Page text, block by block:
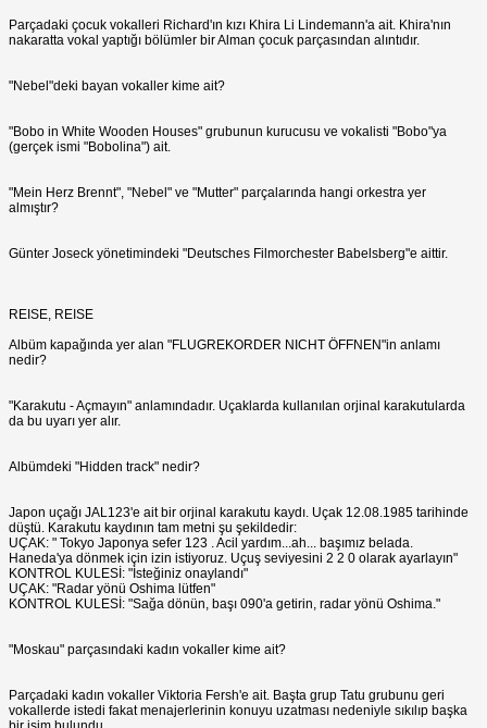
Parçadaki çocuk vokalleri Richard'ın kızı Khira Li Lindemann'a ait. Khira'nın
nakaratta vokal yaptığı bölümler bir Alman çocuk parçasından alıntıdır.
"Nebel"deki bayan vokaller kime ait?
"Bobo in White Wooden Houses" grubunun kurucusu ve vokalisti "Bobo"ya
(gerçek ismi "Bobolina") ait.
"Mein Herz Brennt", "Nebel" ve "Mutter" parçalarında hangi orkestra yer
almıştır?
Günter Joseck yönetimindeki "Deutsches Filmorchester Babelsberg"e aittir.
REISE, REISE
Albüm kapağında yer alan "FLUGREKORDER NICHT ÖFFNEN"in anlamı
nedir?
"Karakutu - Açmayın" anlamındadır. Uçaklarda kullanılan orjinal karakutularda
da bu uyarı yer alır.
Albümdeki "Hidden track" nedir?
Japon uçağı JAL123'e ait bir orjinal karakutu kaydı. Uçak 12.08.1985 tarihinde
düştü. Karakutu kaydının tam metni şu şekildedir:
UÇAK: " Tokyo Japonya sefer 123 . Acil yardım...ah... başımız belada.
Haneda'ya dönmek için izin istiyoruz. Uçuş seviyesini 2 2 0 olarak ayarlayın"
KONTROL KULESİ: "İsteğiniz onaylandı"
UÇAK: "Radar yönü Oshima lütfen"
KONTROL KULESİ: "Sağa dönün, başı 090'a getirin, radar yönü Oshima."
"Moskau" parçasındaki kadın vokaller kime ait?
Parçadaki kadın vokaller Viktoria Fersh'e ait. Başta grup Tatu grubunu geri
vokallerde istedi fakat menajerlerinin konuyu uzatması nedeniyle sıkılıp başka